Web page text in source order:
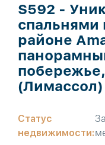
S592 -
спальнями
районе
(Лимассол)
Статус
недвижимости: